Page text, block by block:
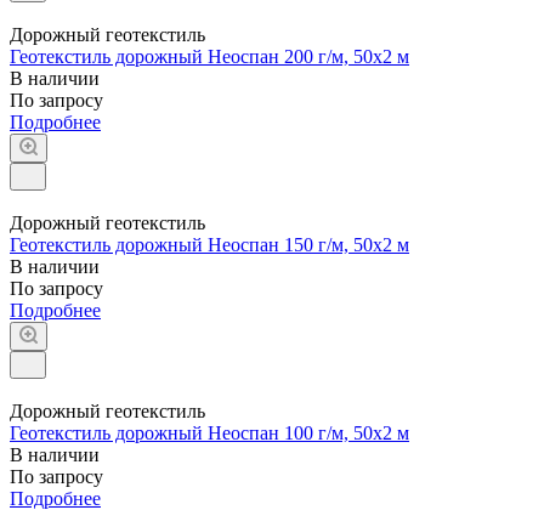
Дорожный геотекстиль
Геотекстиль дорожный Неоспан 200 г/м, 50x2 м
В наличии
По запросу
Подробнее
Дорожный геотекстиль
Геотекстиль дорожный Неоспан 150 г/м, 50x2 м
В наличии
По запросу
Подробнее
Дорожный геотекстиль
Геотекстиль дорожный Неоспан 100 г/м, 50x2 м
В наличии
По запросу
Подробнее